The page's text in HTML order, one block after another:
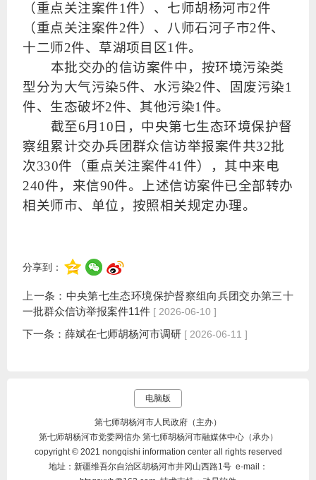
（重点关注案件1件）、七师胡杨河市2件
（重点关注案件2件）、八师石河子市2件、
十二师2件、草湖项目区1件。
本批交办的信访案件中，按环境污染类
型分为大气污染5件、水污染2件、固废污染1
件、生态破坏2件、其他污染1件。
截至6月10日，中央第七生态环境保护督
察组累计交办兵团群众信访举报案件共32批
次330件（重点关注案件41件），其中来电
240件，来信90件。上述信访案件已全部转办
相关师市、单位，按照相关规定办理。
分享到：
上一条： 中央第七生态环境保护督察组向兵团交办第三十
一批群众信访举报案件11件 [ 2026-06-10 ]
下一条：薛斌在七师胡杨河市调研 [ 2026-06-11 ]
电脑版
第七师胡杨河市人民政府（主办）
第七师胡杨河市党委网信办 第七师胡杨河市融媒体中心（承办）
copyright © 2021 nongqishi information center all rights reserved
地址：新疆维吾尔自治区胡杨河市井冈山西路1号 e-mail：